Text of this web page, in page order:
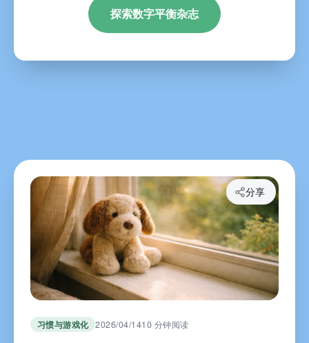
探索数字平衡杂志
习惯与游戏化 2026/04/1410 分钟阅读
分享